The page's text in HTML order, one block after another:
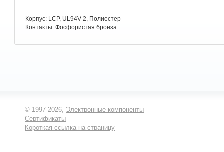
Корпус: LCP, UL94V-2, Полиестер
Контакты: Фосфористая бронза
© 1997-2026, Электронные компоненты
Сертификаты
Короткая ссылка на страницу